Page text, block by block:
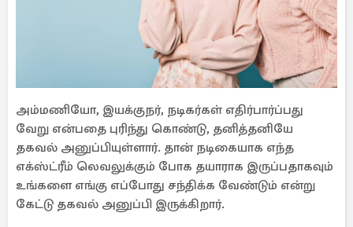
அம்மணியோ, இயக்குநர், நடிகர்கள் எதிர்பார்ப்பது
வேறு என்பதை புரிந்து கொண்டு, தனித்தனியே
தகவல் அனுப்பியுள்ளார். தான் நடிகையாக எந்த
எக்ஸ்ட்ரீம் லெவலுக்கும் போக தயாராக இருப்பதாகவும்
உங்களை எங்கு எப்போது சந்திக்க வேண்டும் என்று
கேட்டு தகவல் அனுப்பி இருக்கிறார்.